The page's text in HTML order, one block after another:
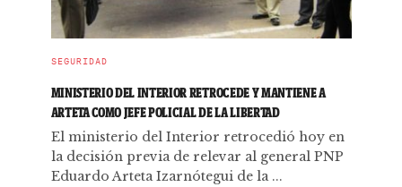
SEGURIDAD
MINISTERIO DEL INTERIOR RETROCEDE Y MANTIENE A
ARTETA COMO JEFE POLICIAL DE LA LIBERTAD
El ministerio del Interior retrocedió hoy en
la decisión previa de relevar al general PNP
Eduardo Arteta Izarnótegui de la ...